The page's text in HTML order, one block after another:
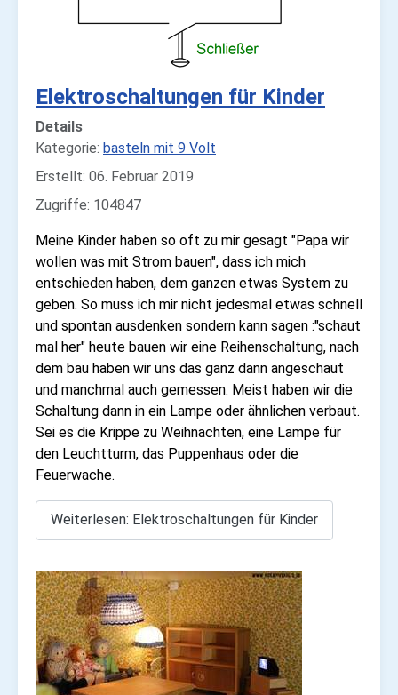
Elektroschaltungen für Kinder
Details
Kategorie: basteln mit 9 Volt
Erstellt: 06. Februar 2019
Zugriffe: 104847
Meine Kinder haben so oft zu mir gesagt "Papa wir
wollen was mit Strom bauen", dass ich mich
entschieden haben, dem ganzen etwas System zu
geben. So muss ich mir nicht jedesmal etwas schnell
und spontan ausdenken sondern kann sagen :"schaut
mal her" heute bauen wir eine Reihenschaltung, nach
dem bau haben wir uns das ganz dann angeschaut
und manchmal auch gemessen. Meist haben wir die
Schaltung dann in ein Lampe oder ähnlichen verbaut.
Sei es die Krippe zu Weihnachten, eine Lampe für
den Leuchtturm, das Puppenhaus oder die
Feuerwache.
Weiterlesen: Elektroschaltungen für Kinder